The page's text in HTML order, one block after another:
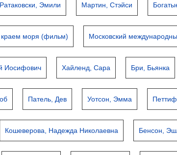
Ратаковски, Эмили Мартин, Стэйси
краем моря (фильм) Московский
Иосифович Хайленд, Сара Бри, Бьянка
Патель, Дев Уотсон, Эмма
Кошеверова, Надежда Николаевна Бенсон,